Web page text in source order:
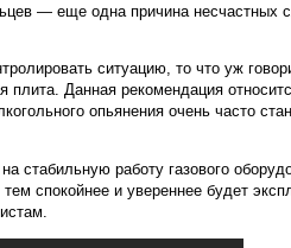
— еще одна причина несчастных
ситуацию, то что уж
плита. Данная рекомендация
опьянения очень часто
стабильную работу газового
спокойнее и увереннее будет